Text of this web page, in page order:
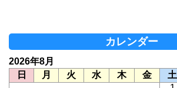
カレンダー
2026年8月
日
月 火 水 木 金
土